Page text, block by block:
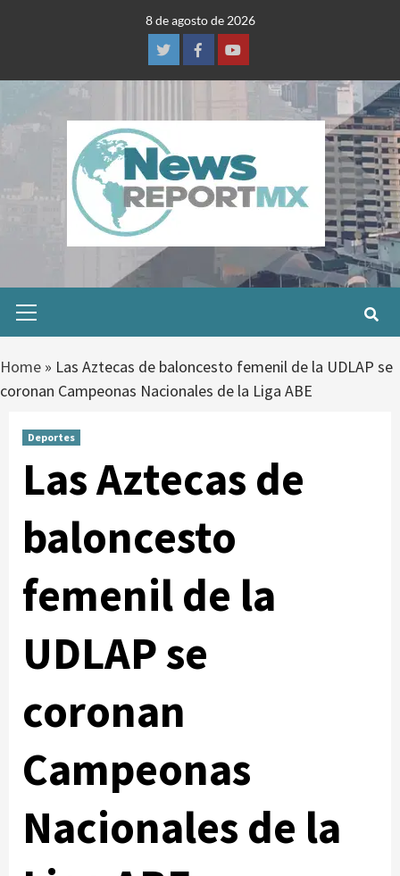
8 de agosto de 2026
TwitterFacebookYoutube
Menu
Home » Las Aztecas de baloncesto femenil de la UDLAP se
coronan Campeonas Nacionales de la Liga ABE
Deportes
Las Aztecas de
baloncesto
femenil de la
UDLAP se
coronan
Campeonas
Nacionales de la